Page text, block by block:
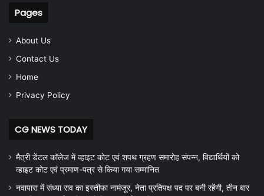
Pages
About Us
Contact Us
Home
Privacy Policy
CG NEWS TODAY
मैत्री डेंटल कॉलेज में व्हाइट कोट एवं शपथ ग्रहण समारोह संपन्न, विद्यार्थियों को
व्हाइट कोट एवं प्रमाण-पत्र से किया गया सम्मानित
नवापारा में संध्या राव का इस्तीफा नामंजूर, नेता प्रतिपक्ष पद पर बनी रहेंगी, तीन बार